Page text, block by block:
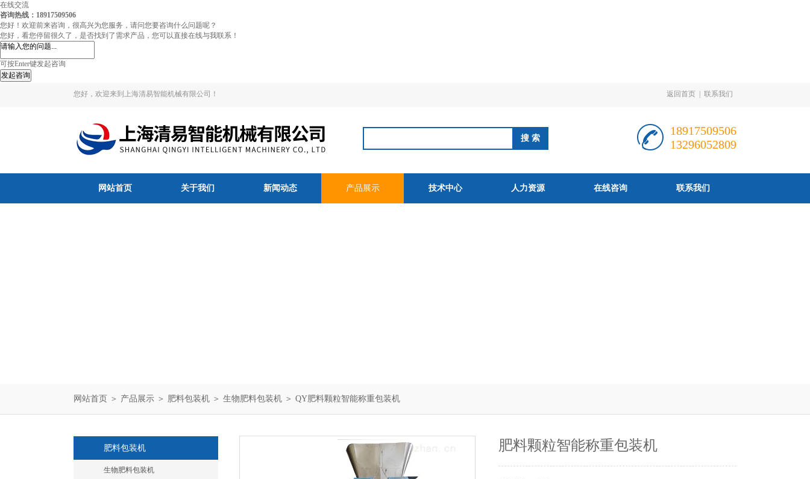
在线交流
咨询热线：18917509506
您好！欢迎前来咨询，很高兴为您服务，请问您要咨询什么问题呢？
您好，看您停留很久了，是否找到了需求产品，您可以直接在线与我联系！
可按Enter键发起咨询
发起咨询
您好，欢迎来到上海清易智能机械有限公司！ 返回首页 联系我们
18917509506
13296052809
网站首页 关于我们 新闻动态 产品展示 技术中心 人力资源 在线咨询 联系我们
网站首页 ＞ 产品展示 ＞ 肥料包装机 ＞ 生物肥料包装机 ＞ QY肥料颗粒智能称重包装机
肥料包装机
生物肥料包装机
肥料颗粒智能称重包装机